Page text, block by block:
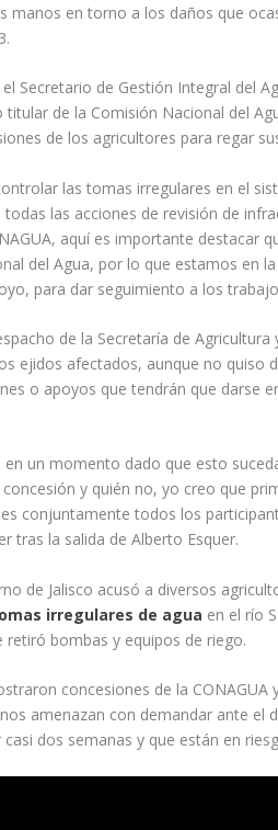
manos en torno a los daños que
Secretario de Gestión Integral del
de la Comisión Nacional del
de los agricultores para regar
las tomas irregulares en el
las acciones de revisión de
aquí es importante destacar
del Agua, por lo que estamos en
para dar seguimiento a los
de la Secretaría de
ejidos afectados, aunque no quiso
o apoyos que tendrán que darse
en un momento dado que esto
y quién no, yo creo que
conjuntamente todos los
tras la salida de Alberto Esquer.
de Jalisco acusó a diversos
irregulares de agua en el río
bombas y equipos de riego.
concesiones de la
amenazan con demandar ante el
dos semanas y que están en